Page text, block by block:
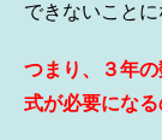
できないことに
つまり、３年の
式が必要になる